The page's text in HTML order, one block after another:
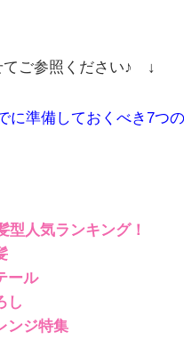
ご参照ください♪ ↓
準備しておくべき7つ
人気ランキング！
ール
し
ンジ特集